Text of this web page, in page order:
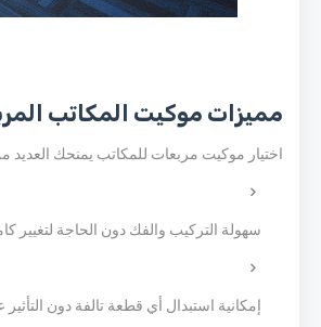
مميزات موكيت المكاتب
اختيار موكيت مربعات للمكاتب يمنحك العديد
سهولة التركيب والفك دون الحاجة لتغيير
إمكانية استبدال أي قطعة تالفة دون